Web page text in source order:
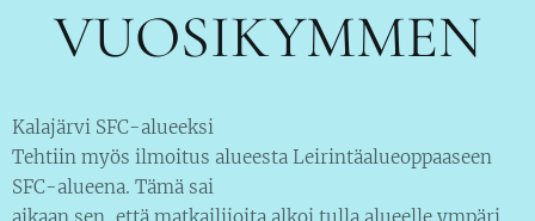
VUOSIKYMMEN
Kalajärvi SFC-alueeksi
Tehtiin myös ilmoitus alueesta Leirintäalueoppaaseen
SFC-alueena. Tämä sai